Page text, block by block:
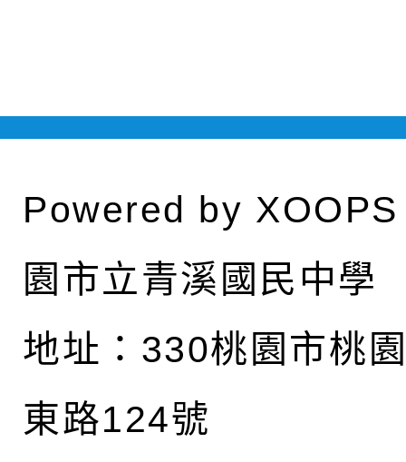
Powered by XOOPS
園市立青溪國民中學
地址： 330桃園市桃
東路124號